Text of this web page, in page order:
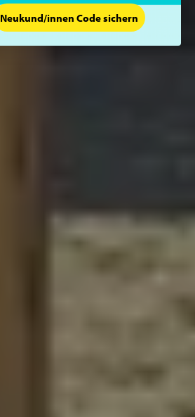
Neukund/innen Code sichern